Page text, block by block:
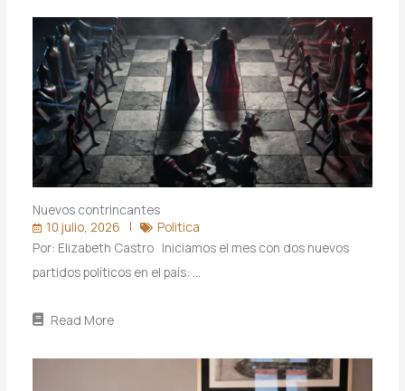
Nuevos contrincantes
10 julio, 2026
Politica
Por: Elizabeth Castro Iniciamos el mes con dos nuevos
partidos políticos en el país: …
Read More